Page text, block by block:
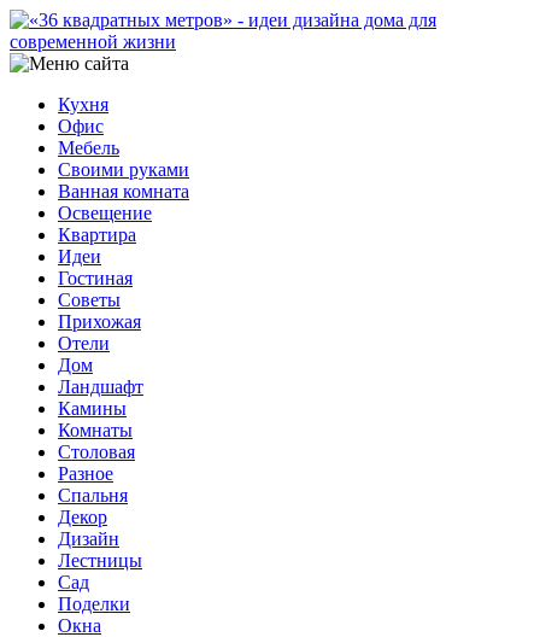
Кухня
Офис
Мебель
Своими руками
Ванная комната
Освещение
Квартира
Идеи
Гостиная
Советы
Прихожая
Отели
Дом
Ландшафт
Камины
Комнаты
Столовая
Разное
Спальня
Декор
Дизайн
Лестницы
Сад
Поделки
Окна